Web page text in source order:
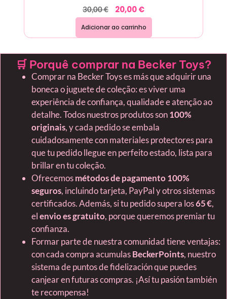
30,00€ 20,00€
Adicionar ao carrinho
🛒 Porquê comprar na Becker Toys?
Comprar na Becker Toys es más que adquirir una
boneca o juguete de coleção: es viver uma
experiência de confiança, qualidade e atenção ao
detalhe. Todos nuestros produtos son100%
originais, y cada pedido se embala
cuidadosamente con materiales protectores para
que tu pedido llegue en perfeito estado, lista para
brillar en tu coleção.
Ofrecemosmétodos de pagamento 100%
seguros, incluindo tarjeta, PayPal y otros sistemas
certificados. Además, si tu pedido supera los65 €,
elenvio es gratuito, porque queremos premiar tu
confianza.
Formar parte de nuestra comunidad tiene ventajas:
con cada compra acumulasBeckerPoints, nuestro
sistema de puntos de fidelización que puedes
canjear en futuras compras. ¡Así tu pasión también
te recompensa!